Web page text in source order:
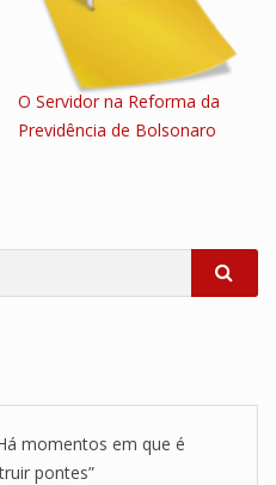
O Servidor na Reforma da
Previdência de Bolsonaro
momentos em que é
pontes”